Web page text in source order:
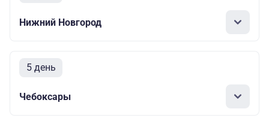
Нижний Новгород
5 день
Чебоксары